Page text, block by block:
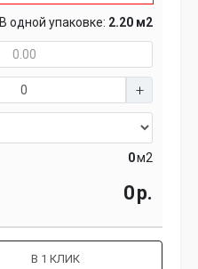
В одной упаковке: 2.20 м2
м2
р.
В 1 КЛИК